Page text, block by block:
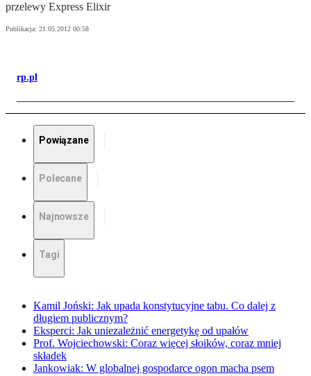
przelewy Express Elixir
Publikacja: 21.05.2012 00:58
rp.pl
Powiązane
Polecane
Najnowsze
Tagi
Kamil Joński: Jak upada konstytucyjne tabu. Co dalej z
długiem publicznym?
Eksperci: Jak uniezależnić energetykę od upałów
Prof. Wojciechowski: Coraz więcej słoików, coraz mniej
składek
Jankowiak: W globalnej gospodarce ogon macha psem